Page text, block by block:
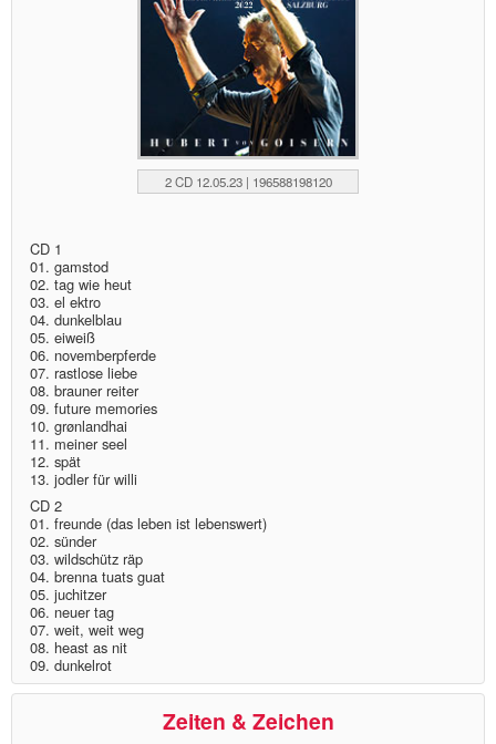
2 CD 12.05.23 | 196588198120
CD 1
01. gamstod
02. tag wie heut
03. el ektro
04. dunkelblau
05. eiweiß
06. novemberpferde
07. rastlose liebe
08. brauner reiter
09. future memories
10. grønlandhai
11. meiner seel
12. spät
13. jodler für willi
CD 2
01. freunde (das leben ist lebenswert)
02. sünder
03. wildschütz räp
04. brenna tuats guat
05. juchitzer
06. neuer tag
07. weit, weit weg
08. heast as nit
09. dunkelrot
Zeiten & Zeichen